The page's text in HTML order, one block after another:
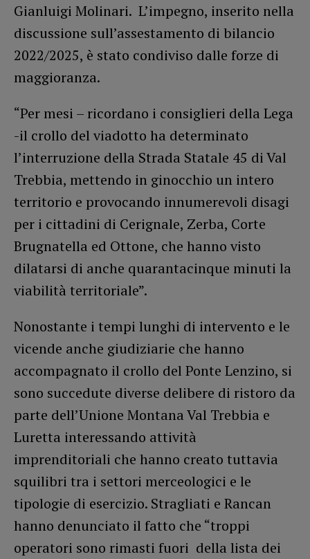
Gianluigi Molinari. L’impegno, inserito nella
discussione sull’assestamento di bilancio
2022/2025, è stato condiviso dalle forze di
maggioranza.
“Per mesi – ricordano i consiglieri della Lega
-il crollo del viadotto ha determinato
l’interruzione della Strada Statale 45 di Val
Trebbia, mettendo in ginocchio un intero
territorio e provocando innumerevoli disagi
per i cittadini di Cerignale, Zerba, Corte
Brugnatella ed Ottone, che hanno visto
dilatarsi di anche quarantacinque minuti la
viabilità territoriale”.
Nonostante i tempi lunghi di intervento e le
vicende anche giudiziarie che hanno
accompagnato il crollo del Ponte Lenzino, si
sono succedute diverse delibere di ristoro da
parte dell’Unione Montana Val Trebbia e
Luretta interessando attività
imprenditoriali che hanno creato tuttavia
squilibri tra i settori merceologici e le
tipologie di esercizio. Stragliati e Rancan
hanno denunciato il fatto che “troppi
operatori sono rimasti fuori della lista dei